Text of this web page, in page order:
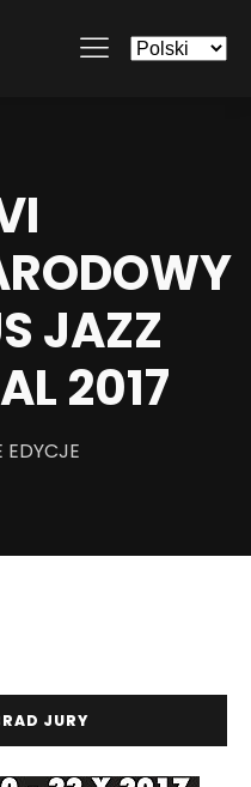
JAZZ
2017
EDYCJE
JURY